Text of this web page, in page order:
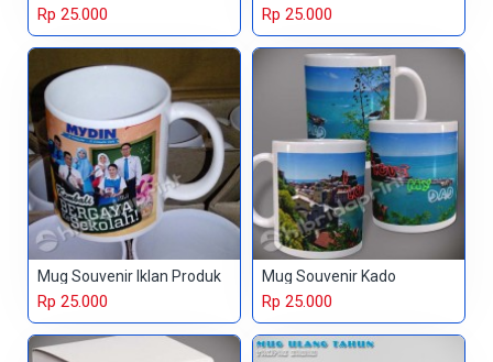
Rp 25.000 Rp 25.000
Mug Souvenir Iklan Produk
Rp 25.000
Mug Souvenir Kado
Rp 25.000